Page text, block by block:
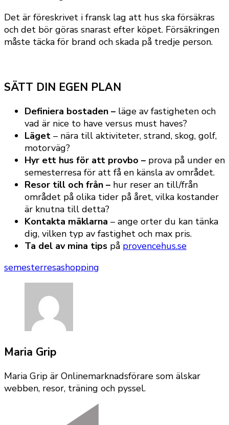
Det är föreskrivet i fransk lag att hus ska försäkras
och det bör göras snarast efter köpet. Försäkringen
måste täcka för brand och skada på tredje person.
SÄTT DIN EGEN PLAN
Definiera bostaden – läge av fastigheten och
vad är nice to have versus must haves?
Läget – nära till aktiviteter, strand, skog, golf,
motorväg?
Hyr ett hus för att provbo – prova på under en
semesterresa för att få en känsla av området.
Resor till och från – hur reser an till/från
området på olika tider på året, vilka kostander
är knutna till detta?
Kontakta mäklarna – ange orter du kan tänka
dig, vilken typ av fastighet och max pris.
Ta del av mina tips på provencehus.se
semesterresashopping
Maria Grip
Maria Grip är Onlinemarknadsförare som älskar
webben, resor, träning och pyssel.